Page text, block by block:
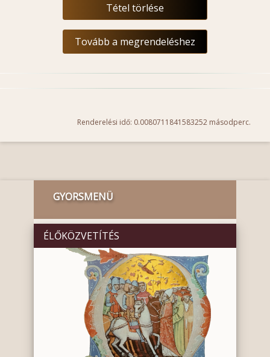
Tétel törlése
Tovább a megrendeléshez
Renderelési idő: 0.0080711841583252 másodperc.
GYORSMENÜ
ÉLŐKÖZVETÍTÉS